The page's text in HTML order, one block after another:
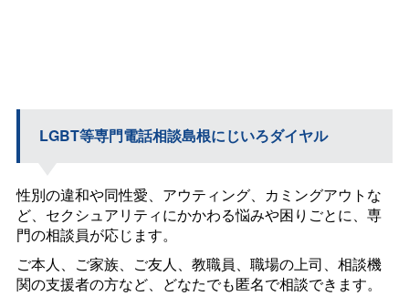
LGBT等専門電話相談島根にじいろダイヤル
性別の違和や同性愛、アウティング、カミングアウトな
ど、セクシュアリティにかかわる悩みや困りごとに、専
門の相談員が応じます。
ご本人、ご家族、ご友人、教職員、職場の上司、相談機
関の支援者の方など、どなたでも匿名で相談できます。